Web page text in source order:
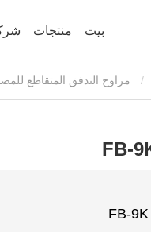
بيت منتجات
مراوح التدفق المتقاطع